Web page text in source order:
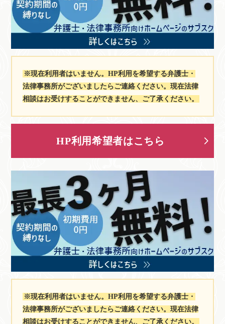
※現在利用者はいません。HP利用を希望する弁護士・
法律事務所がございましたらご連絡ください。現在法律
相談はお受けすることができません、ご了承ください。
HP利用希望者はこちら
※現在利用者はいません。HP利用を希望する弁護士・
法律事務所がございましたらご連絡ください。現在法律
相談はお受けすることができません、ご了承ください。